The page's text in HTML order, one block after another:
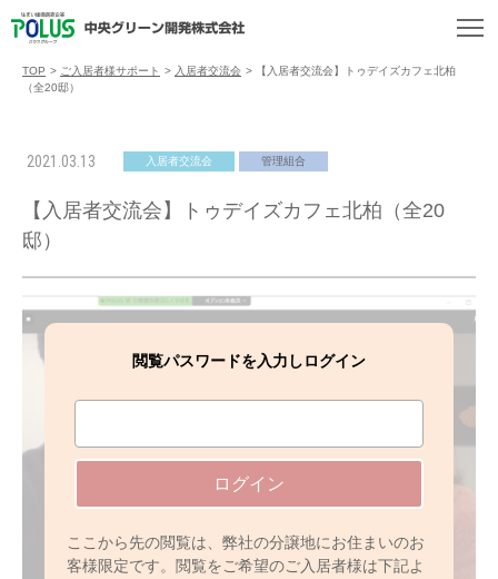
TOP > ご入居者様サポート > 入居者交流会 >
【入居者交流会】トゥデイズカフェ北柏
（全20邸）
2021.03.13 入居者交流会 管理組合
【入居者交流会】トゥデイズカフェ北柏（全20
邸）
閲覧パスワードを入力しログイン
ログイン
ここから先の閲覧は、弊社の分譲地にお住まいのお
客様限定です。閲覧をご希望のご入居者様は下記よ